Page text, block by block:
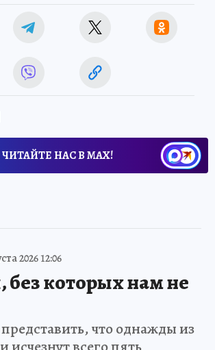
ЧИТАЙТЕ НАС В МАХ!
2026 12:06
без которых нам не
что однажды из